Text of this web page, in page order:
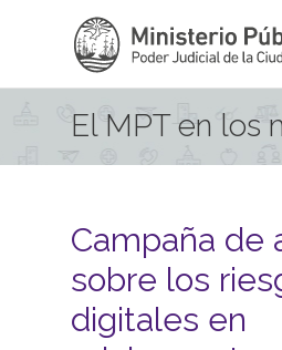
El MPT en los
Campaña de
sobre los
digitales en